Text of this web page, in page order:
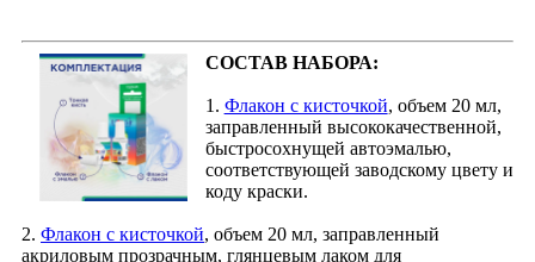
СОСТАВ НАБОРА:
1. Флакон с кисточкой, объем 20 мл,
заправленный высококачественной,
быстросохнущей автоэмалью,
соответствующей заводскому цвету и
коду краски.
2. Флакон с кисточкой, объем 20 мл, заправленный
акриловым прозрачным, глянцевым лаком для